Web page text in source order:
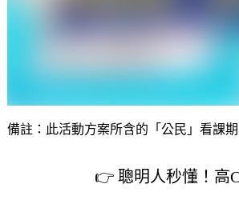
備註：此活動方案所含的「公民」看課期
👉 聰明人秒懂！高